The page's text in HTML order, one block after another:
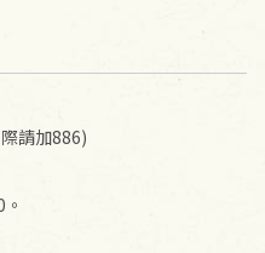
寶故，里仁網購無法
稿寄還給消費者，因而
者負擔。
請加886)